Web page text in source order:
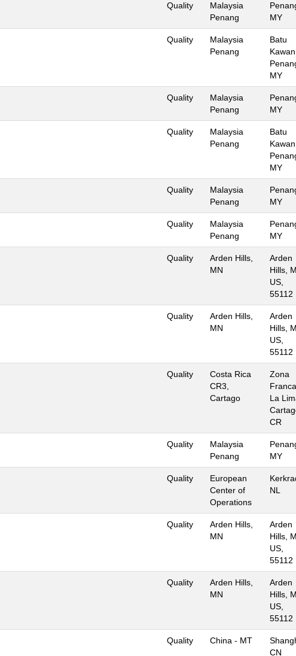
Quality
Malaysia
Penang
MY
Quality
Malaysia
Penang
Batu
Kawan,
MY
Quality
Malaysia
Penang
MY
Quality
Malaysia
Penang
Batu
Kawan,
MY
Quality
Malaysia
Penang
MY
Quality
Malaysia
Penang
MY
Quality
Arden Hills,
MN
Arden
Hills,
US,
55112
Quality
Arden Hills,
MN
Arden
Hills,
US,
55112
Quality
Costa Rica
CR3,
Cartago
Zona
Franca
La
CR
Quality
Malaysia
Penang
MY
Quality
European
Center of
Operations
NL
Quality
Arden Hills,
MN
Arden
Hills,
US,
55112
Quality
Arden Hills,
MN
Arden
Hills,
US,
55112
Quality China - MT
CN